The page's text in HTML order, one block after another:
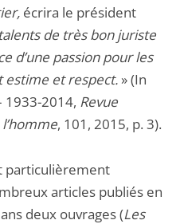
écrira le président
de très bon juriste
d’une passion pour les
estime et respect. » (In
1933-2014, Revue
, 101, 2015, p. 3).
particulièrement
articles publiés en
deux ouvrages (Les